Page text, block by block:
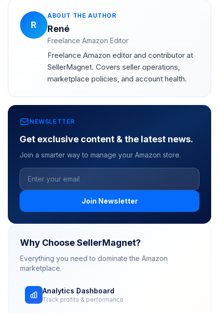
R
ABOUT THE AUTHOR
René
Freelance Amazon Editor
Freelance Amazon editor and contributor at
SellerMagnet. Covers seller operations,
marketplace policies, and account health.
NEWSLETTER
Get exclusive content & the latest news.
Join a smarter way to manage your Amazon store.
Join Newsletter
Why Choose SellerMagnet?
Everything you need to dominate the Amazon
marketplace.
Analytics Dashboard
Track profits & performance